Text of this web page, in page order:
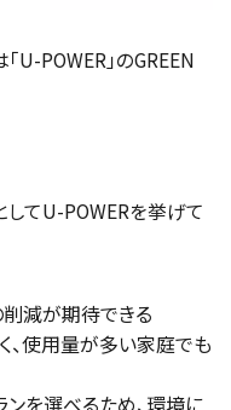
U-POWER」のGREEN
てU-POWERを挙げて
減が期待できる
使用量が多い家庭でも